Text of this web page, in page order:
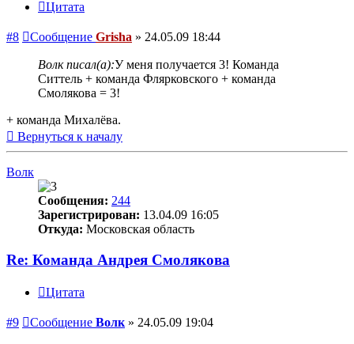
Цитата
#8 Сообщение Grisha » 24.05.09 18:44
Волк писал(а):У меня получается 3! Команда
Ситтель + команда Флярковского + команда
Смолякова = 3!
+ команда Михалёва.
Вернуться к началу
Волк
Сообщения: 244
Зарегистрирован: 13.04.09 16:05
Откуда: Московская область
Re: Команда Андрея Смолякова
Цитата
#9 Сообщение Волк » 24.05.09 19:04